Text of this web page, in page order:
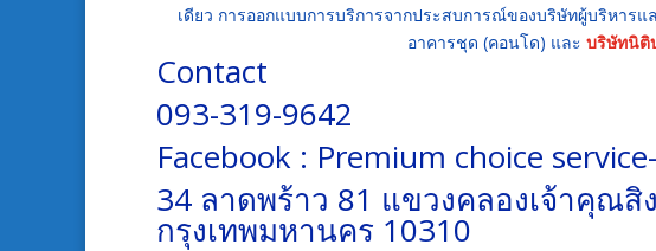
เดียว การออกแบบการบริการจากประสบการณ์ของบริษัทผู้บริหาร
อาคารชุด (คอนโด) และ บริษัทนิติ
Contact
093-319-9642
Facebook : Premium choice
34 ลาดพร้าว 81 แขวงคลองเจ้าคุณสิ
กรุงเทพมหานคร 10310